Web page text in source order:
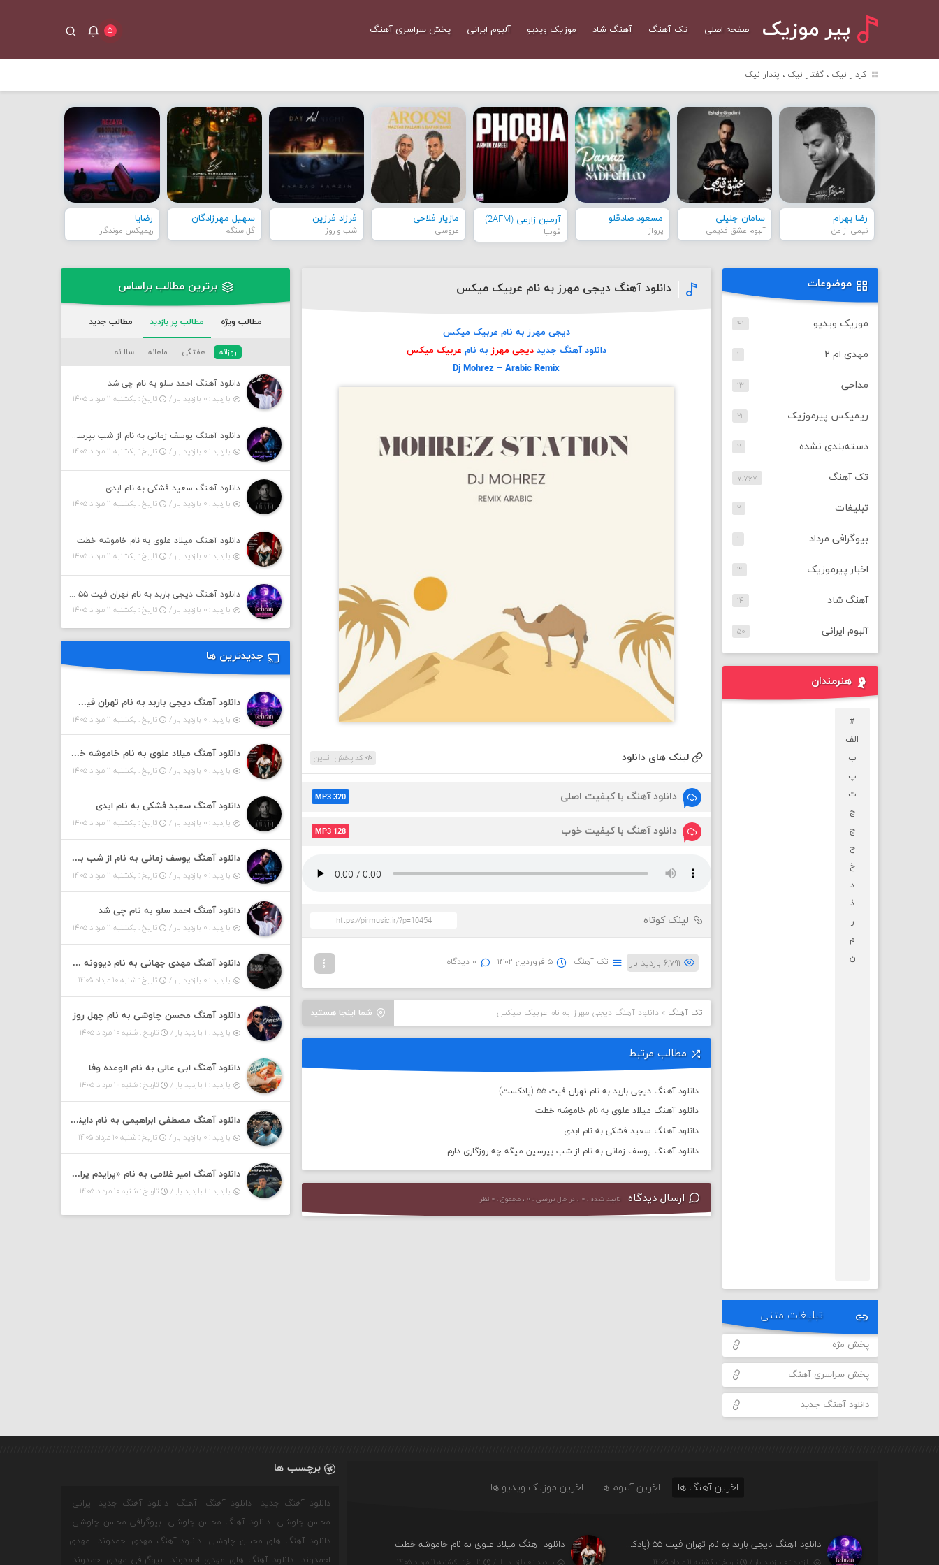
پیر موزیک صفحه اصلی تک آهنگ آهنگ شاد موزیک ویدیو آلبوم ایرانی پخش سراسری آهنگ ۵
کردار نیک ، گفتار نیک ، پندار نیک
رضا بهرام
نیمی از من
سامان جلیلی
آلبوم عشق قدیمی
مسعود صادقلو
پرواز
آرمین زارعی (2AFM)
فوبیا
مازیار فلاحی
عروسی
فرزاد فرزین
شب و روز
سهیل مهرزادگان
گل سنگم
رضایا
ریمیکس موندگار
دانلود آهنگ دیجی مهرز به نام عربیک میکس
دیجی مهرز به نام عربیک میکس
دانلود آهنگ جدید دیجی مهرز به نام عربیک میکس
Dj Mohrez – Arabic Remix
لینک های دانلود کد پخش آنلاین
دانلود آهنگ با کیفیت اصلی MP3 320
دانلود آهنگ با کیفیت خوب MP3 128
لینک کوتاه
۶,۷۹۱ بازدید بار تک آهنگ ۵ فروردین ۱۴۰۲ ۰ دیدگاه
شما اینجا هستید تک آهنگ »دانلود آهنگ دیجی مهرز به نام عربیک میکس
مطالب مرتبط
دانلود آهنگ دیجی باربد به نام تهران فیت ۵۵ (پادکست)
دانلود آهنگ میلاد علوی به نام خاموشه خطت
دانلود آهنگ سعید فشکی به نام ابدی
دانلود آهنگ یوسف زمانی به نام از شب بپرسین میگه چه روزگاری دارم
ارسال دیدگاه تایید شده : ۰ ، در حال بررسی : ۰ ، مجموع : ۰ نظر
موضوعات
موزیک ویدیو ۴۱
مهدی ام ۲ ۱
مداحی ۱۳
ریمیکس پیرموزیک ۲۱
دسته‌بندی نشده ۲
تک آهنگ ۷,۷۶۷
تبلیغات ۲
بیوگرافی مرداد ۱
اخبار پیرموزیک ۳
آهنگ شاد ۱۴
آلبوم ایرانی ۵۰
هنرمندان
#
الف
ب
پ
ت
ج
چ
ح
خ
د
ذ
ر
م
ن
تبلیغات متنی
پخش مژه
پخش سراسری آهنگ
دانلود آهنگ جدید
برترین مطالب براساس
مطالب ویژه مطالب پر بازدید مطالب جدید
روزانه هفتگی ماهانه سالانه
دانلود آهنگ احمد سلو به نام چی شد
بازدید : ۰ بازدید بار /
تاریخ : یکشنبه ۱۱ مرداد ۱۴۰۵
دانلود آهنگ یوسف زمانی به نام از شب بپرسین میگه چه روزگاری دارم
بازدید : ۰ بازدید بار /
تاریخ : یکشنبه ۱۱ مرداد ۱۴۰۵
دانلود آهنگ سعید فشکی به نام ابدی
بازدید : ۰ بازدید بار /
تاریخ : یکشنبه ۱۱ مرداد ۱۴۰۵
دانلود آهنگ میلاد علوی به نام خاموشه خطت
بازدید : ۰ بازدید بار /
تاریخ : یکشنبه ۱۱ مرداد ۱۴۰۵
دانلود آهنگ دیجی باربد به نام تهران فیت ۵۵ (پادکست)
بازدید : ۰ بازدید بار /
تاریخ : یکشنبه ۱۱ مرداد ۱۴۰۵
جدیدترین ها
دانلود آهنگ دیجی باربد به نام تهران فیت ۵۵ (پادکست)
بازدید : ۰ بازدید بار / تاریخ : یکشنبه ۱۱ مرداد ۱۴۰۵
دانلود آهنگ میلاد علوی به نام خاموشه خطت
بازدید : ۰ بازدید بار / تاریخ : یکشنبه ۱۱ مرداد ۱۴۰۵
دانلود آهنگ سعید فشکی به نام ابدی
بازدید : ۰ بازدید بار / تاریخ : یکشنبه ۱۱ مرداد ۱۴۰۵
دانلود آهنگ یوسف زمانی به نام از شب بپرسین میگه چه روزگاری دارم
بازدید : ۰ بازدید بار / تاریخ : یکشنبه ۱۱ مرداد ۱۴۰۵
دانلود آهنگ احمد سلو به نام چی شد
بازدید : ۰ بازدید بار / تاریخ : یکشنبه ۱۱ مرداد ۱۴۰۵
دانلود آهنگ مهدی جهانی به نام دیوونه بودم
بازدید : ۰ بازدید بار / تاریخ : شنبه ۱۰ مرداد ۱۴۰۵
دانلود آهنگ محسن چاوشی به نام چهل روز
بازدید : ۱ بازدید بار / تاریخ : شنبه ۱۰ مرداد ۱۴۰۵
دانلود آهنگ ابی عالی به نام الوعده وفا
بازدید : ۱ بازدید بار / تاریخ : شنبه ۱۰ مرداد ۱۴۰۵
دانلود آهنگ مصطفی ابراهیمی به نام داینی داینی جونم قربون پنج تیر پرونم
بازدید : ۰ بازدید بار / تاریخ : شنبه ۱۰ مرداد ۱۴۰۵
دانلود آهنگ امیر غلامی به نام «پرایدم پرایدم همش خرابه یار نیو کنارم دیگه پولی نداروم (ریمیکس اینستاگرام)»
بازدید : ۱ بازدید بار / تاریخ : شنبه ۱۰ مرداد ۱۴۰۵
اخرین آهنگ ها اخرین آلبوم ها اخرین موزیک ویدیو ها
دانلود آهنگ دیجی باربد به نام تهران فیت ۵۵ (پادکست)
بازدید : ۰ بازدید بار / تاریخ : یکشنبه ۱۱ مرداد ۱۴۰۵
دانلود آهنگ میلاد علوی به نام خاموشه خطت
بازدید : ۰ بازدید بار / تاریخ : یکشنبه ۱۱ مرداد ۱۴۰۵
برچسب ها
دانلود آهنگ جدید دانلود آهنگ آهنگ
دانلود آهنگ جدید ایرانی
محسن چاوشی
دانلود آهنگ محسن چاوشی
بیوگرافی محسن چاوشی
دانلود آهنگ های محسن چاوشی
دانلود آهنگ مهدی احمدوند
مهدی
احمدوند
دانلود آهنگ های مهدی احمدوند بیوگرافی مهدی احمدوند